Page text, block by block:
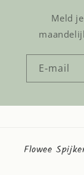
Meld
E‑mail
Flowee